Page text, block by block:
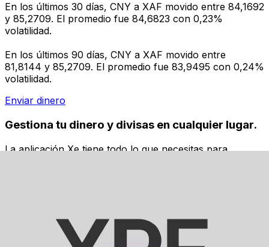
En los últimos 30 días, CNY a XAF movido entre 84,1692
y 85,2709. El promedio fue 84,6823 con 0,23%
volatilidad.
En los últimos 90 días, CNY a XAF movido entre
81,8144 y 85,2709. El promedio fue 83,9495 con 0,24%
volatilidad.
Enviar dinero
Gestiona tu dinero y divisas en cualquier lugar.
La aplicación Xe tiene todo lo que necesitas para